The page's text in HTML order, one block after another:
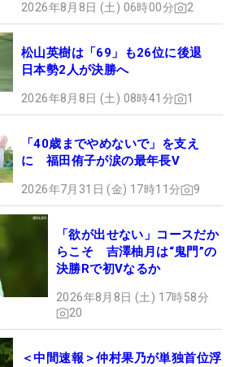
2026年8月8日 (土) 06時00分 2
松山英樹は「69」も26位に後退
日本勢2人が決勝へ
2026年8月8日 (土) 08時41分 1
「40歳までやめないで」を支え
に 福田侑子が涙の最年長V
2026年7月31日 (金) 17時11分 9
「欲が出せない」コースだか
らこそ 吉澤柚月は“鬼門”の
決勝Rで初Vなるか
2026年8月8日 (土) 17時58分
20
＜中間速報＞仲村果乃が単独首位浮